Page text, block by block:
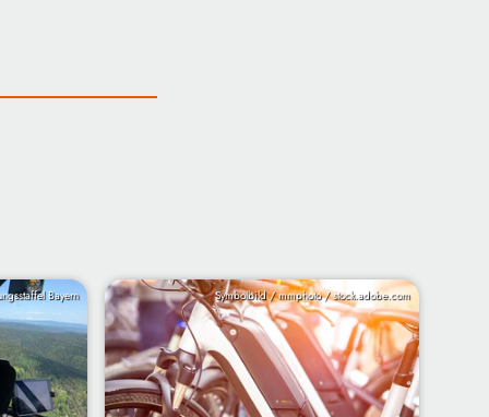
Bayern Symbolbild / mmphoto / stock.adobe.com